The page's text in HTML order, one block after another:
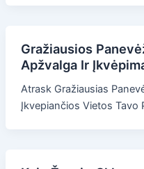
Gražiausios
Apžvalga Ir
Atrask Gražiausias
Įkvepiančios Vietos Tavo